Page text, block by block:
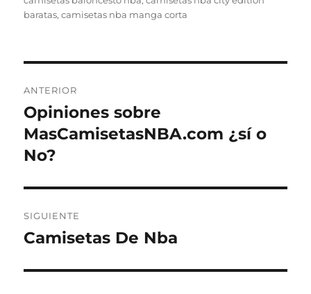
baratas,camisetas nba manga corta
de
entradas
ANTERIOR
Entrada
anterior:
Opiniones sobre
MasCamisetasNBA.com ¿sí o
No?
SIGUIENTE
Entrada
Camisetas De Nba